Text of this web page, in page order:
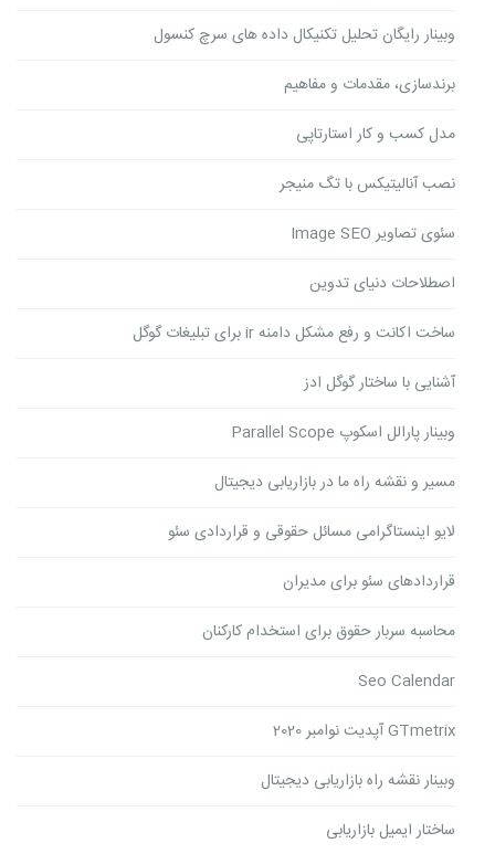
وبینار رایگان تحلیل تکنیکال داده های سرچ کنسول
برندسازی، مقدمات و مفاهیم
مدل کسب و کار استارتاپی
نصب آنالیتیکس با تگ منیجر
سئوی تصاویر Image SEO
اصطلاحات دنیای تدوین
ساخت اکانت و رفع مشکل دامنه ir برای تبلیغات گوگل
آشنایی با ساختار گوگل ادز
وبینار پارالل اسکوپ Parallel Scope
مسیر و نقشه راه ما در بازاریابی دیجیتال
لایو اینستاگرامی مسائل حقوقی و قراردادی سئو
قراردادهای سئو برای مدیران
محاسبه سربار حقوق برای استخدام کارکنان
Seo Calendar
GTmetrix آپدیت نوامبر 2020
وبینار نقشه راه بازاریابی دیجیتال
ساختار ایمیل بازاریابی